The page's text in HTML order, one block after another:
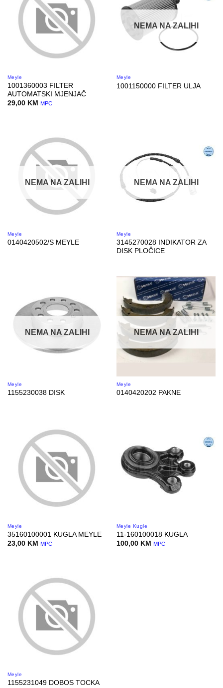
Meyle
1001360003 FILTER
AUTOMATSKI MJENJAČ
29,00 KM MPC
NEMA NA ZALIHI
Meyle
1001150000 FILTER ULJA
NEMA NA ZALIHI
Meyle
0140420502/S MEYLE
NEMA NA ZALIHI
Meyle
3145270028 INDIKATOR ZA
DISK PLOČICE
NEMA NA ZALIHI
Meyle
1155230038 DISK
NEMA NA ZALIHI
Meyle
0140420202 PAKNE
Meyle
35160100001 KUGLA MEYLE
23,00 KM MPC
Meyle Kugle
11-160100018 KUGLA
100,00 KM MPC
Meyle
1155231049 DOBOS TOCKA